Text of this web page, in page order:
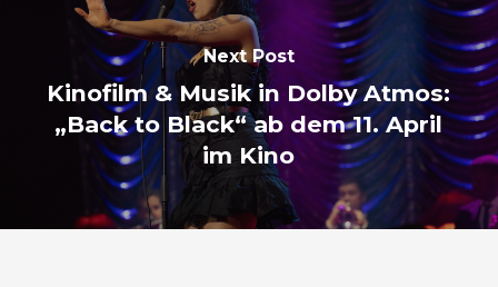
Next Post
Kinofilm & Musik in Dolby Atmos:
„Back to Black“ ab dem 11. April
im Kino